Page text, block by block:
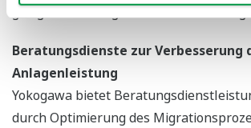
geeignete Lösung zur
Beratungsdienste zur Verbesserung
Anlagenleistung
Yokogawa bietet
durch Optimierung des